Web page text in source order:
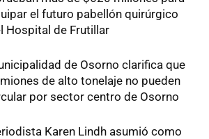
el futuro pabellón quirúrgico
Hospital de Frutillar
de Osorno clarifica que
de alto tonelaje no pueden
por sector centro de Osorno
Karen Lindh asumió como